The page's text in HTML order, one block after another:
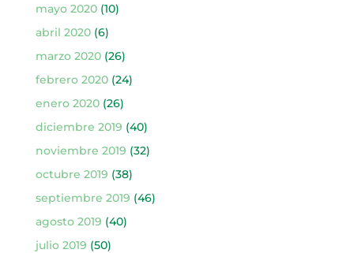
mayo 2020(10)
abril 2020(6)
marzo 2020(26)
febrero 2020(24)
enero 2020(26)
diciembre 2019 (40)
noviembre 2019 (32)
octubre 2019 (38)
septiembre 2019 (46)
agosto 2019 (40)
julio 2019 (50)